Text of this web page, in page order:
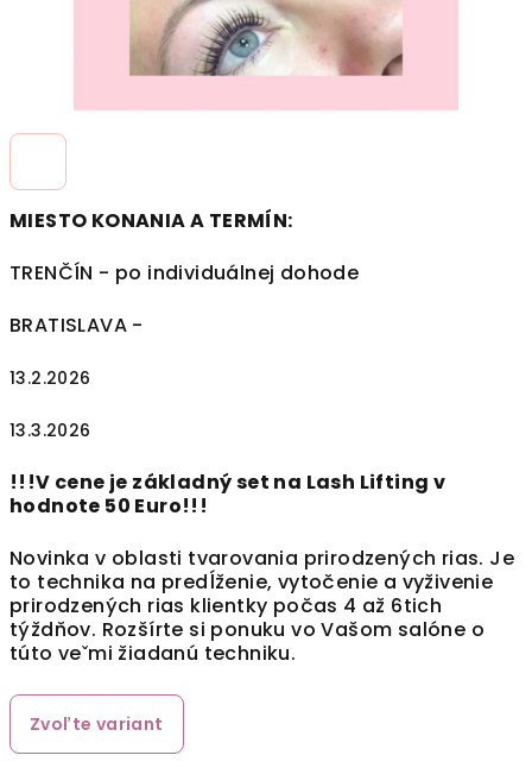
MIESTO KONANIA A TERMÍN:
TRENČÍN - po individuálnej dohode
BRATISLAVA -
13.2.2026
13.3.2026
!!!V cene je základný set na Lash Lifting v
hodnote 50 Euro!!!
Novinka v oblasti tvarovania prirodzených rias. Je
to technika na predĺženie, vytočenie a vyživenie
prirodzených rias klientky počas 4 až 6tich
týždňov. Rozšírte si ponuku vo Vašom salóne o
túto veˇmi žiadanú techniku.
Zvoľte variant